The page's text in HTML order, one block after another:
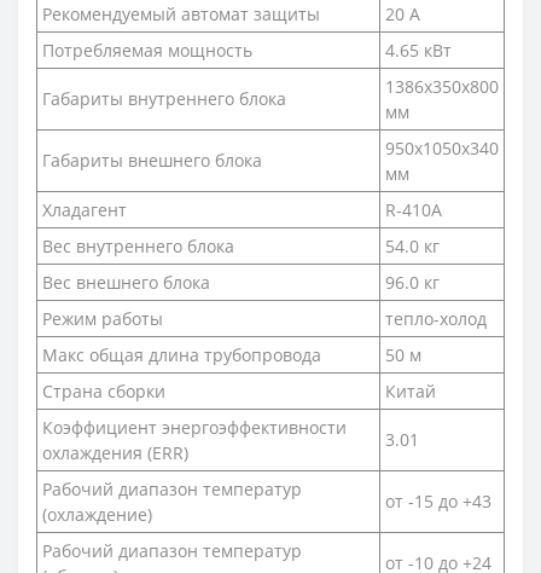
Рекомендуемый автомат защиты
20 А
Потребляемая мощность
4.65 кВт
Габариты внутреннего блока
1386х350х800
мм
Габариты внешнего блока
950х1050х340
мм
Хладагент
R-410A
Вес внутреннего блока
54.0 кг
Вес внешнего блока
96.0 кг
Режим работы
тепло-холод
Макс общая длина трубопровода
50 м
Страна сборки
Китай
Коэффициент энергоэффективности
охлаждения (ERR)
3.01
Рабочий диапазон температур
(охлаждение)
от -15 до +43
Рабочий диапазон температур
от -10 до +24